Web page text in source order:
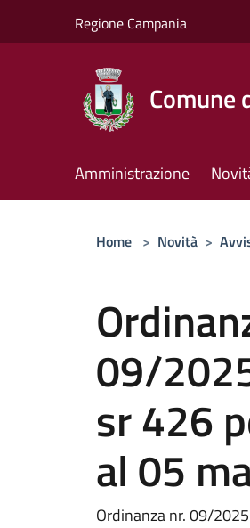
Regione Campania
Comune
Amministrazione
Home > Novità >
09/
sr 426
al 05
Ordinanza nr. 09/